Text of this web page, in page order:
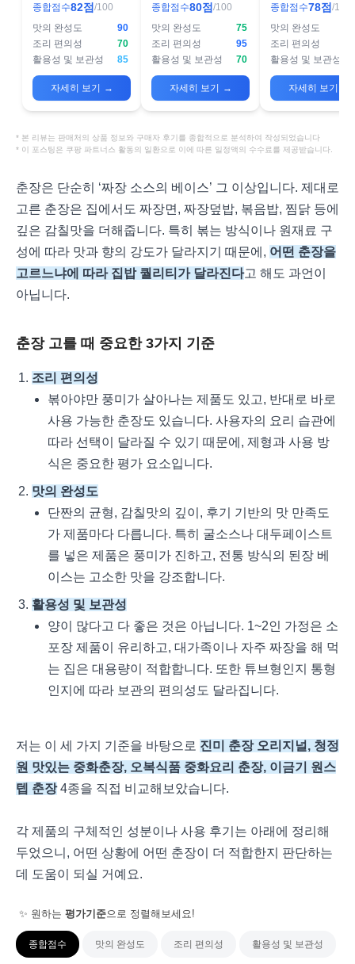
종합점수82점 /100
맛의 완성도
90
조리 편의성
70
활용성 및 보관성
85
자세히 보기 →
종합점수80점 /100
맛의 완성도
75
조리 편의성
95
활용성 및 보관성
70
자세히 보기 →
종합점수78점 /100
맛의 완성도
조리 편의성
활용성 및 보관성
자세히 보기
* 본 리뷰는 판매처의 상품 정보와 구매자 후기를 종합적으로 분석하여 작성되었습니다
* 이 포스팅은 쿠팡 파트너스 활동의 일환으로 이에 따른 일정액의 수수료를 제공받습니다.
춘장은 단순히 ‘짜장 소스의 베이스’ 그 이상입니다. 제대로
고른 춘장은 집에서도 짜장면, 짜장덮밥, 볶음밥, 찜닭 등에
깊은 감칠맛을 더해줍니다. 특히 볶는 방식이나 원재료 구
성에 따라 맛과 향의 강도가 달라지기 때문에, 어떤 춘장을
고르느냐에 따라 집밥 퀄리티가 달라진다고 해도 과언이
아닙니다.
춘장 고를 때 중요한 3가지 기준
조리 편의성
볶아야만 풍미가 살아나는 제품도 있고, 반대로 바로
사용 가능한 춘장도 있습니다. 사용자의 요리 습관에
따라 선택이 달라질 수 있기 때문에, 제형과 사용 방
식은 중요한 평가 요소입니다.
맛의 완성도
단짠의 균형, 감칠맛의 깊이, 후기 기반의 맛 만족도
가 제품마다 다릅니다. 특히 굴소스나 대두페이스트
를 넣은 제품은 풍미가 진하고, 전통 방식의 된장 베
이스는 고소한 맛을 강조합니다.
활용성 및 보관성
양이 많다고 다 좋은 것은 아닙니다. 1~2인 가정은 소
포장 제품이 유리하고, 대가족이나 자주 짜장을 해 먹
는 집은 대용량이 적합합니다. 또한 튜브형인지 통형
인지에 따라 보관의 편의성도 달라집니다.
저는 이 세 가지 기준을 바탕으로 진미 춘장 오리지널, 청정
원 맛있는 중화춘장, 오복식품 중화요리 춘장, 이금기 원스
텝 춘장4종을 직접 비교해보았습니다.
각 제품의 구체적인 성분이나 사용 후기는 아래에 정리해
두었으니, 어떤 상황에 어떤 춘장이 더 적합한지 판단하는
데 도움이 되실 거예요.
✨ 원하는 평가기준으로 정렬해보세요!
종합점수 맛의 완성도 조리 편의성 활용성 및 보관성